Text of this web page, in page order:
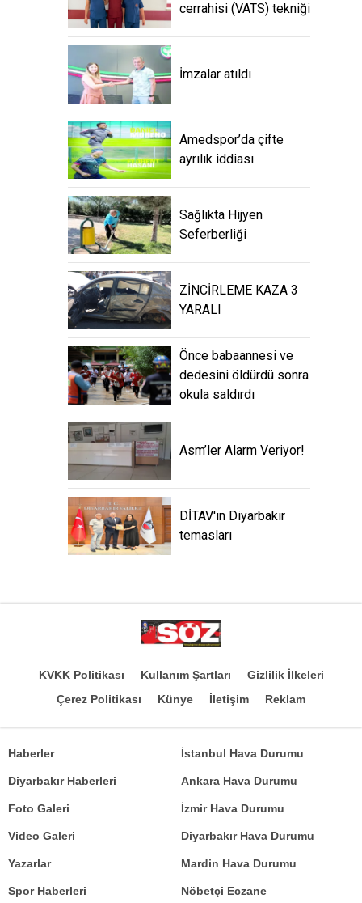
cerrahisi (VATS) tekniği
İmzalar atıldı
Amedspor’da çifte
ayrılık iddiası
Sağlıkta Hijyen
Seferberliği
ZİNCİRLEME KAZA 3
YARALI
Önce babaannesi ve
dedesini öldürdü sonra
okula saldırdı
Asm’ler Alarm Veriyor!
DİTAV'ın Diyarbakır
temasları
KVKK Politikası Kullanım Şartları
Gizlilik İlkeleri
Çerez Politikası
Künye İletişim Reklam
Haberler
Diyarbakır Haberleri
Foto Galeri
Video Galeri
Yazarlar
İstanbul Hava Durumu
Ankara Hava Durumu
İzmir Hava Durumu
Diyarbakır Hava Durumu
Mardin Hava Durumu
Spor Haberleri Nöbetçi Eczane